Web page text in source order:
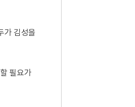
가 김성을
필요가